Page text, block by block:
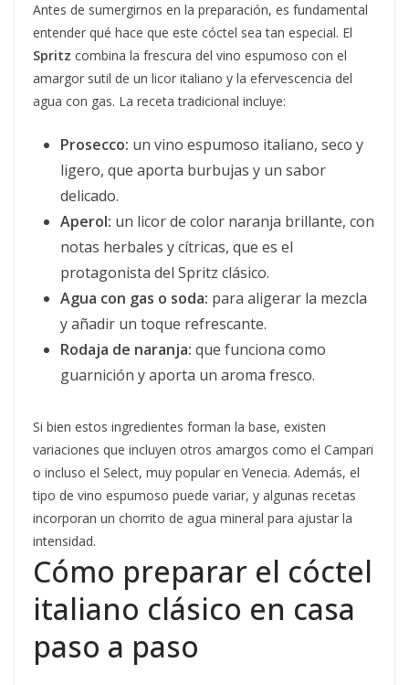
Antes de sumergirnos en la preparación, es fundamental
entender qué hace que este cóctel sea tan especial. El
Spritz combina la frescura del vino espumoso con el
amargor sutil de un licor italiano y la efervescencia del
agua con gas. La receta tradicional incluye:
Prosecco: un vino espumoso italiano, seco y
ligero, que aporta burbujas y un sabor
delicado.
Aperol: un licor de color naranja brillante, con
notas herbales y cítricas, que es el
protagonista del Spritz clásico.
Agua con gas o soda: para aligerar la mezcla
y añadir un toque refrescante.
Rodaja de naranja: que funciona como
guarnición y aporta un aroma fresco.
Si bien estos ingredientes forman la base, existen
variaciones que incluyen otros amargos como el Campari
o incluso el Select, muy popular en Venecia. Además, el
tipo de vino espumoso puede variar, y algunas recetas
incorporan un chorrito de agua mineral para ajustar la
intensidad.
Cómo preparar el cóctel
italiano clásico en casa
paso a paso